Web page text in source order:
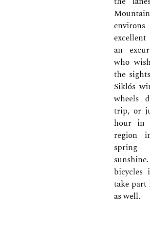
an
who
the
Siklós
wheels
trip, or
hour in
region
take
as well.